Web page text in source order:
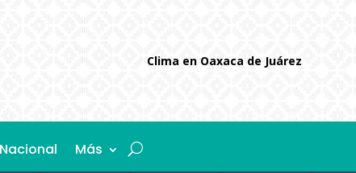
Clima en Oaxaca de Juárez
Nacional Más